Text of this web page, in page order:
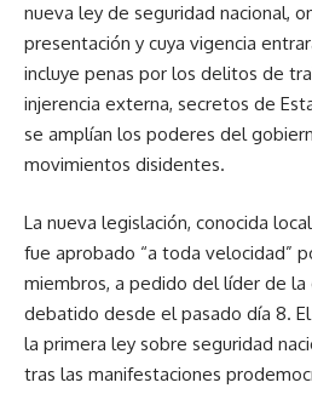
nueva ley de seguridad nacional,
presentación y cuya vigencia
incluye penas por los delitos de
injerencia externa, secretos de
se amplían los poderes del
movimientos disidentes.
La nueva legislación, conocida
fue aprobado “a toda velocidad”
miembros, a pedido del líder de la
debatido desde el pasado día 8.
la primera ley sobre seguridad
tras las manifestaciones